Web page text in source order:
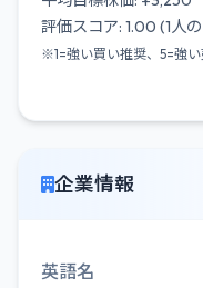
評価スコア: 1.00 (1人
※1=強い買い推奨、5=強
企業情報
英語名